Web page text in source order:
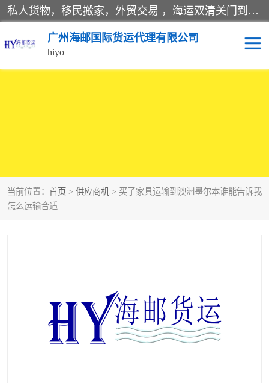
私人货物，移民搬家，外贸交易 ，海运双清关门到门运输一条龙服务。
广州海邮国际货运代理有限公司
hiyo
当前位置： 首页 > 供应商机 > 买了家具运输到澳洲墨尔本谁能告诉我
怎么运输合适